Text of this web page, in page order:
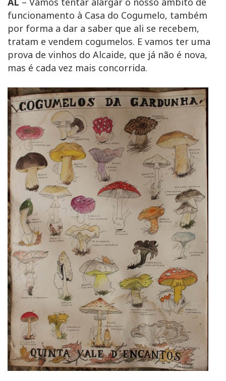
funcionamento à Casa do Cogumelo, também
por forma a dar a saber que ali se recebem,
tratam e vendem cogumelos. E vamos ter uma
prova de vinhos do Alcaide, que já não é nova,
mas é cada vez mais concorrida.